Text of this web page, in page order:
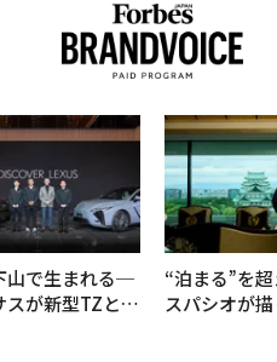
山で生まれる─
が新型TZとE
“泊まる”を
スパシオが